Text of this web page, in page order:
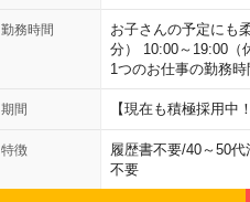
勤務時間
お子さんの予定にも
分） 10:00～19:00（
1つのお仕事の勤務
期間 【現在も積極採用中
特徴 履歴書不要/40～50代
不要